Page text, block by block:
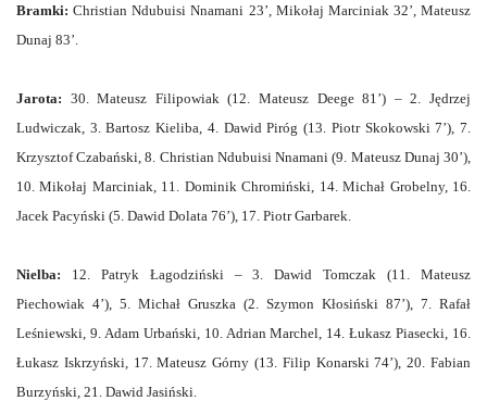
Bramki: Christian Ndubuisi Nnamani 23’, Mikołaj Marciniak 32’, Mateusz
Dunaj 83’.
Jarota: 30. Mateusz Filipowiak (12. Mateusz Deege 81’) – 2. Jędrzej
Ludwiczak, 3. Bartosz Kieliba, 4. Dawid Piróg (13. Piotr Skokowski 7’), 7.
Krzysztof Czabański, 8. Christian Ndubuisi Nnamani (9. Mateusz Dunaj 30’),
10. Mikołaj Marciniak, 11. Dominik Chromiński, 14. Michał Grobelny, 16.
Jacek Pacyński (5. Dawid Dolata 76’), 17. Piotr Garbarek.
Nielba: 12. Patryk Łagodziński – 3. Dawid Tomczak (11. Mateusz
Piechowiak 4’), 5. Michał Gruszka (2. Szymon Kłosiński 87’), 7. Rafał
Leśniewski, 9. Adam Urbański, 10. Adrian Marchel, 14. Łukasz Piasecki, 16.
Łukasz Iskrzyński, 17. Mateusz Górny (13. Filip Konarski 74’), 20. Fabian
Burzyński, 21. Dawid Jasiński.